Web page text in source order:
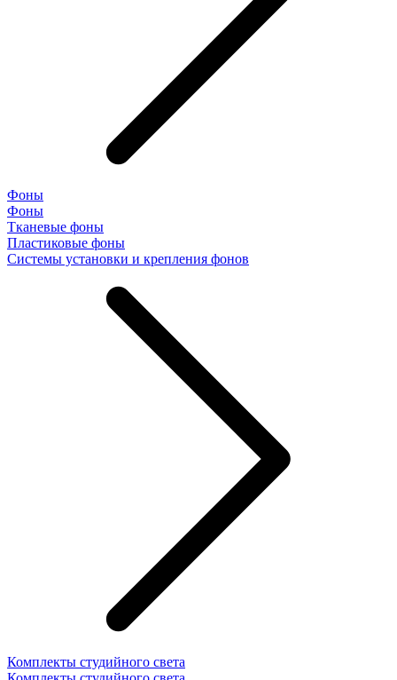
Фоны
Фоны
Тканевые фоны
Пластиковые фоны
Системы установки и крепления фонов
Комплекты студийного света